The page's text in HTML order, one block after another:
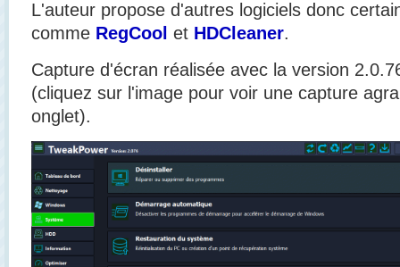
L'auteur propose d'autres logiciels donc
comme RegCool et HDCleaner.
Capture d'écran réalisée avec la version
(cliquez sur l'image pour voir une capture
onglet).